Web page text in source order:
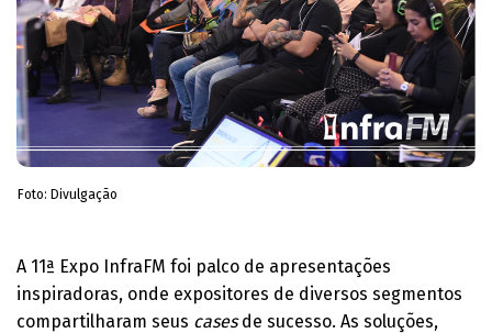
Foto: Divulgação
A 11ª Expo InfraFM foi palco de apresentações
inspiradoras, onde expositores de diversos segmentos
compartilharam seus casesde sucesso. As soluções,